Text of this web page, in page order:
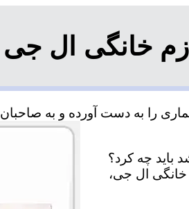
خانگی ال جی
را به دست آورده و به صاحبان
باید چه کرد؟
خانگی ال جی،